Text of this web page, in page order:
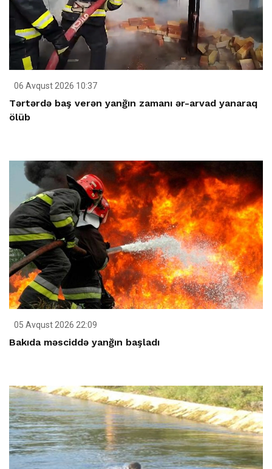
06 Avqust 2026 10:37
Tərtərdə baş verən yanğın zamanı ər-arvad yanaraq
ölüb
05 Avqust 2026 22:09
Bakıda məsciddə yanğın başladı